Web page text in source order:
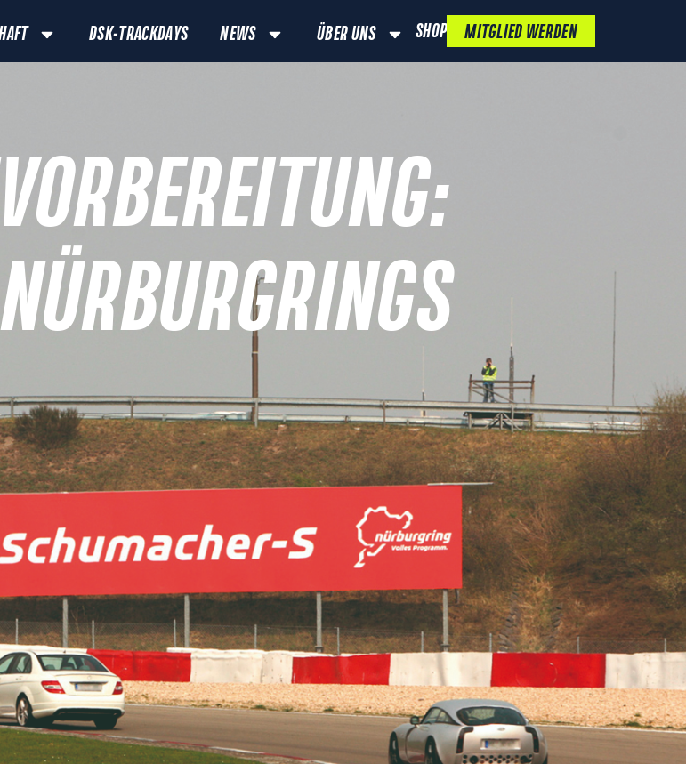
DSK-TRACKDAYS NEWS ÜBER UNS SHOP MITGLIED WERDEN